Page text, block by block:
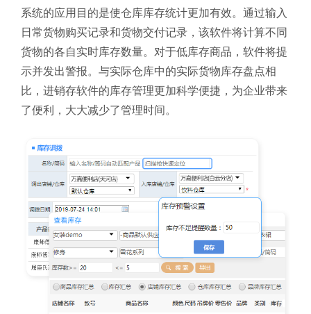
系统的应用目的是使仓库库存统计更加有效。通过输入
日常货物购买记录和货物交付记录，该软件将计算不同
货物的各自实时库存数量。对于低库存商品，软件将提
示并发出警报。与实际仓库中的实际货物库存盘点相
比，进销存软件的库存管理更加科学便捷，为企业带来
了便利，大大减少了管理时间。